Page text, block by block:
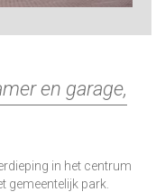
en garage,
in het centrum
gemeentelijk park.